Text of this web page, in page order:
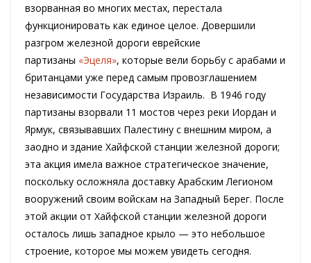
взорванная во многих местах, перестала
функционировать как единое целое. Довершили
разгром железной дороги еврейские
партизаны «Эцеля», которые вели борьбу с арабами и
британцами уже перед самым провозглашением
независимости Государства Израиль. В 1946 году
партизаны взорвали 11 мостов через реки Иордан и
Ярмук, связывавших Палестину с внешним миром, а
заодно и здание Хайфской станции железной дороги;
эта акция имела важное стратегическое значение,
поскольку осложняла доставку Арабским Легионом
вооружений своим войскам на Западный Берег. После
этой акции от Хайфской станции железной дороги
осталось лишь западное крыло — это небольшое
строение, которое мы можем увидеть сегодня.